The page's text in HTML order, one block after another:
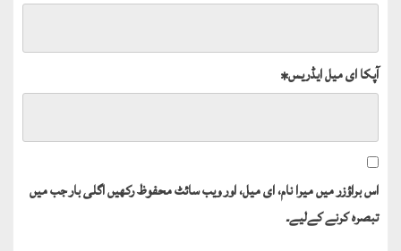
آپکا ای میل ایڈریس*
اس براؤزر میں میرا نام، ای میل، اور ویب سائٹ محفوظ رکھیں اگلی بار جب میں
تبصرہ کرنے کےلیے۔